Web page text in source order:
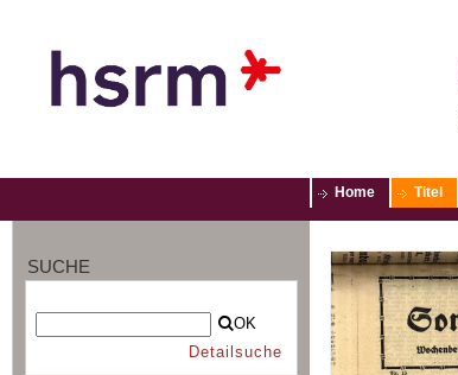
Home Titel
SUCHE
OK
Detailsuche